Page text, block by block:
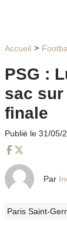
Accueil
PSG :
sac sur
finale
Publié le 31/05/
Par
Paris Saint-